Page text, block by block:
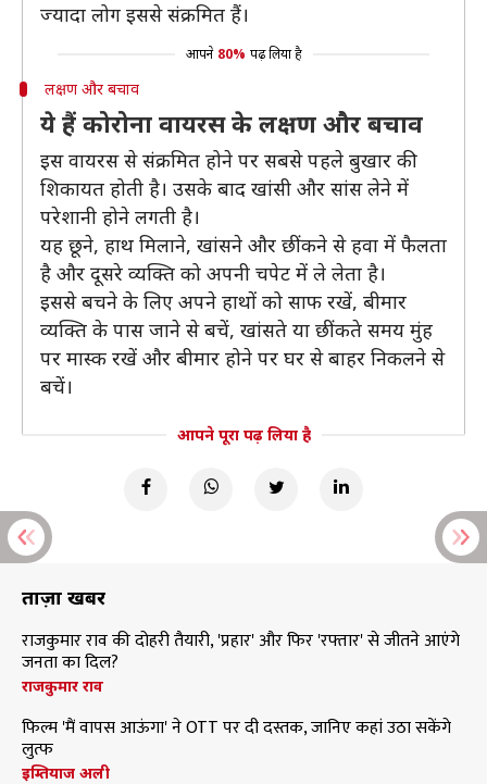
ज्यादा लोग इससे संक्रमित हैं।
आपने 80% पढ़ लिया है
लक्षण और बचाव
ये हैं कोरोना वायरस के लक्षण और बचाव
इस वायरस से संक्रमित होने पर सबसे पहले बुखार की
शिकायत होती है। उसके बाद खांसी और सांस लेने में
परेशानी होने लगती है।
यह छूने, हाथ मिलाने, खांसने और छींकने से हवा में फैलता
है और दूसरे व्यक्ति को अपनी चपेट में ले लेता है।
इससे बचने के लिए अपने हाथों को साफ रखें, बीमार
व्यक्ति के पास जाने से बचें, खांसते या छींकते समय मुंह
पर मास्क रखें और बीमार होने पर घर से बाहर निकलने से
बचें।
आपने पूरा पढ़ लिया है
ताज़ा खबरें
राजकुमार राव की दोहरी तैयारी, 'प्रहार' और फिर 'रफ्तार' से जीतने आएंगे
जनता का दिल?
राजकुमार राव
फिल्म 'मैं वापस आऊंगा' ने OTT पर दी दस्तक, जानिए कहां उठा सकेंगे
लुत्फ
इम्तियाज अली